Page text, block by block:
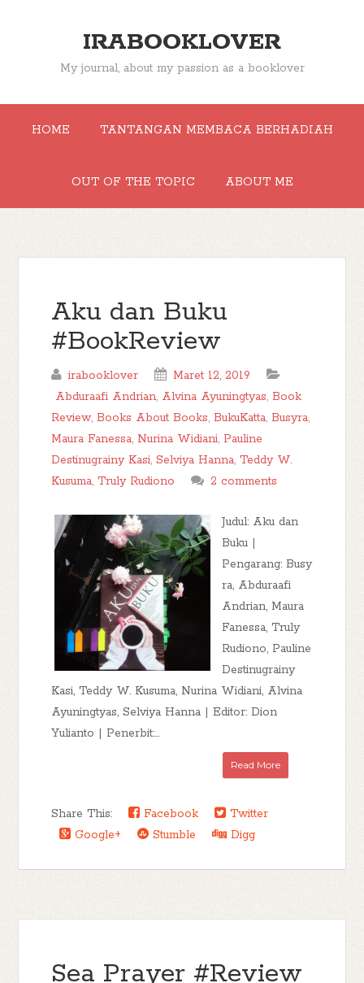
IRABOOKLOVER
My journal, about my passion as a booklover
HOME TANTANGAN MEMBACA BERHADIAH
OUT OF THE TOPIC ABOUT ME
Aku dan Buku
#BookReview
irabooklover
Maret 12, 2019
Abduraafi Andrian, Alvina Ayuningtyas,Book
Review,Books About Books,BukuKatta,Busyra,
Maura Fanessa, Nurina Widiani, Pauline
Destinugrainy Kasi,Selviya Hanna,Teddy W.
Kusuma,Truly Rudiono 2 comments
Judul: Aku dan
Buku |
Pengarang: Busy
ra, Abduraafi
Andrian, Maura
Fanessa, Truly
Rudiono, Pauline
Destinugrainy
Kasi, Teddy W. Kusuma, Nurina Widiani, Alvina
Ayuningtyas, Selviya Hanna | Editor: Dion
Yulianto | Penerbit:...
Read More
Share This: Facebook
Twitter
Google+
Stumble Digg
Sea Prayer #Review